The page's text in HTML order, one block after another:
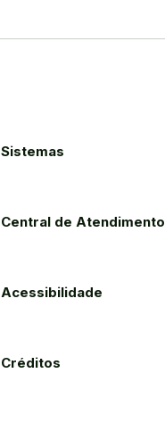
Sistemas
Central de Atendimento
Acessibilidade
Créditos